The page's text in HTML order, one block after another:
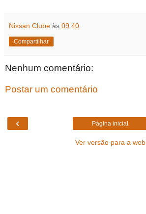
Nissan Clube às 09:40
Compartilhar
Nenhum comentário:
Postar um comentário
‹ Página inicial
Ver versão para a web